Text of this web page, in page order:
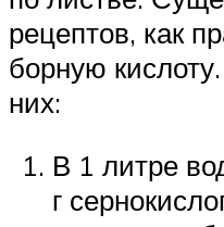
рецептов, как
борную
них:
В 1 литре
г